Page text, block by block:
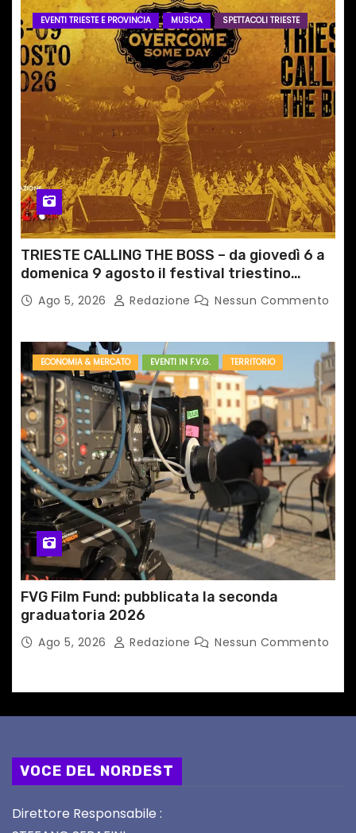
EVENTI TRIESTE E PROVINCIA MUSICA SPETTACOLI TRIESTE
TRIESTE CALLING THE BOSS – da giovedì 6 a
domenica 9 agosto il festival triestino
dedicato a Springsteen
Ago 5, 2026 Redazione Nessun Commento
ECONOMIA & MERCATO EVENTI IN F.V.G. TERRITORIO
FVG Film Fund: pubblicata la seconda
graduatoria 2026
Ago 5, 2026 Redazione Nessun Commento
VOCE DEL NORDEST
Direttore Responsabile :